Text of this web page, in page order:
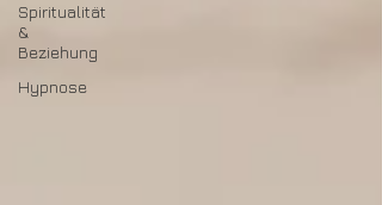
Spiritualität
&
Beziehung
Hypnose